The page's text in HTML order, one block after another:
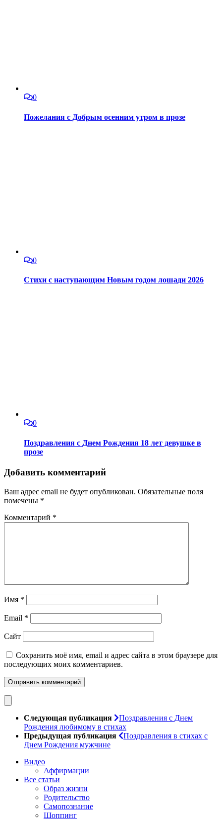
0
Пожелания с Добрым осенним утром в прозе
0
Стихи с наступающим Новым годом лошади 2026
0
Поздравления с Днем Рождения 18 лет девушке в
прозе
Добавить комментарий
Ваш адрес email не будет опубликован. Обязательные поля
помечены *
Комментарий *
Имя *
Email *
Сайт
Сохранить моё имя, email и адрес сайта в этом браузере для
последующих моих комментариев.
Следующая публикация
Поздравления с Днем
Рождения любимому в стихах
Предыдущая публикация
Поздравления в стихах с
Днем Рождения мужчине
Видео
Аффирмации
Все статьи
Образ жизни
Родительство
Самопознание
Шоппинг